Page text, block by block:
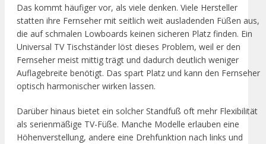
Das kommt häufiger vor, als viele denken. Viele Hersteller
statten ihre Fernseher mit seitlich weit ausladenden Füßen aus,
die auf schmalen Lowboards keinen sicheren Platz finden. Ein
Universal TV Tischständer löst dieses Problem, weil er den
Fernseher meist mittig trägt und dadurch deutlich weniger
Auflagebreite benötigt. Das spart Platz und kann den Fernseher
optisch harmonischer wirken lassen.
Darüber hinaus bietet ein solcher Standfuß oft mehr Flexibilität
als serienmäßige TV-Füße. Manche Modelle erlauben eine
Höhenverstellung, andere eine Drehfunktion nach links und